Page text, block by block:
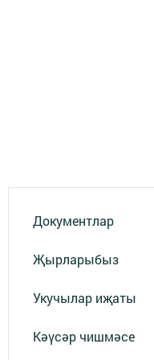
Документлар
Җырларыбыз
Укучылар иҗаты
Кәүсәр чишмәсе